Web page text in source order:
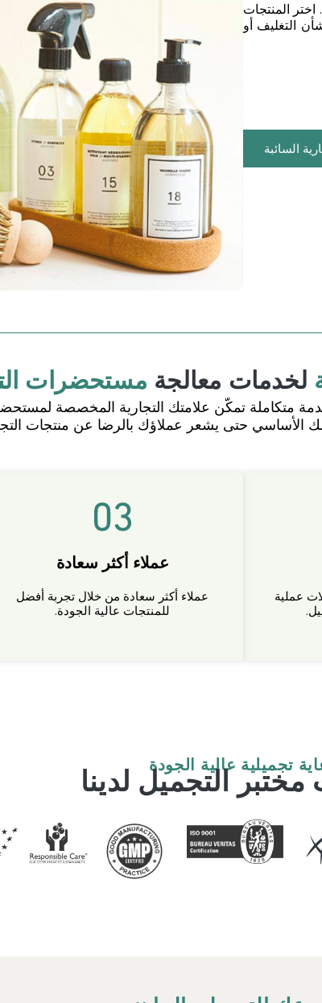
المنتجات
التغليف أو
السائبة
لخدمات معالجة مستحضرات
متكاملة تمكّن علامتك التجارية المخصصة
حتى يشعر عملاؤك بالرضا عن منتجات
عملية
عملاء أكثر سعادة
عملاء أكثر سعادة من خلال تجربة أفضل
للمنتجات عالية الجودة.
تجميلية عالية الجودة
التجميل لدينا